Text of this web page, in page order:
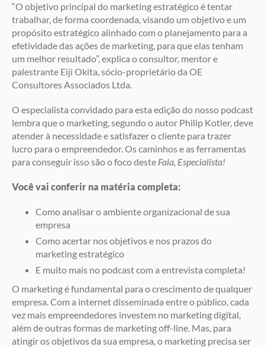
“O objetivo principal do marketing estratégico é tentar
trabalhar, de forma coordenada, visando um objetivo e um
propósito estratégico alinhado com o planejamento para a
efetividade das ações de marketing, para que elas tenham
um melhor resultado”, explica o consultor, mentor e
palestrante Eiji Okita, sócio-proprietário da OE
Consultores Associados Ltda.
O especialista convidado para esta edição do nosso podcast
lembra que o marketing, segundo o autor Philip Kotler, deve
atender à necessidade e satisfazer o cliente para trazer
lucro para o empreendedor. Os caminhos e as ferramentas
para conseguir isso são o foco deste Fala, Especialista!
Você vai conferir na matéria completa:
Como analisar o ambiente organizacional de sua
empresa
Como acertar nos objetivos e nos prazos do
marketing estratégico
E muito mais no podcast com a entrevista completa!
O marketing é fundamental para o crescimento de qualquer
empresa. Com a internet disseminada entre o público, cada
vez mais empreendedores investem no marketing digital,
além de outras formas de marketing off-line. Mas, para
atingir os objetivos da sua empresa, o marketing precisa ser